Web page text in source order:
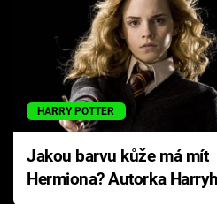
HARRY POTTER
Jakou barvu kůže má mít
Hermiona? Autorka